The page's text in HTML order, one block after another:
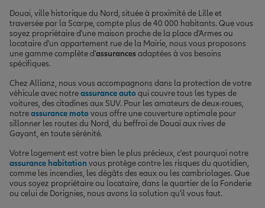
Douai, ville historique du Nord, située à proximité de Lille et
traversée par la Scarpe, compte plus de 40 000 habitants. Que vous
soyez propriétaire d'une maison proche de la place d'Armes ou
locataire d'un appartement rue de la Mairie, nous vous proposons
une gamme complète d'assurancesadaptées à vos besoins
spécifiques.
Chez Allianz, nous vous accompagnons dans la protection de votre
véhicule avec notreassurance autoqui couvre tous les types de
voitures, des citadines aux SUV. Pour les amateurs de deux-roues,
notreassurance motovous offre une couverture optimale pour
sillonner les routes du Nord, du beffroi de Douai aux rives de
Gayant, en toute sérénité.
Votre logement est votre bien le plus précieux, c'est pourquoi notre
assurance habitation vous protège contre les risques du quotidien,
comme les incendies, les dégâts des eaux ou les cambriolages. Que
vous soyez propriétaire ou locataire, dans le quartier de la Fonderie
ou celui de Dorignies, nous avons la solution qu'il vous faut.